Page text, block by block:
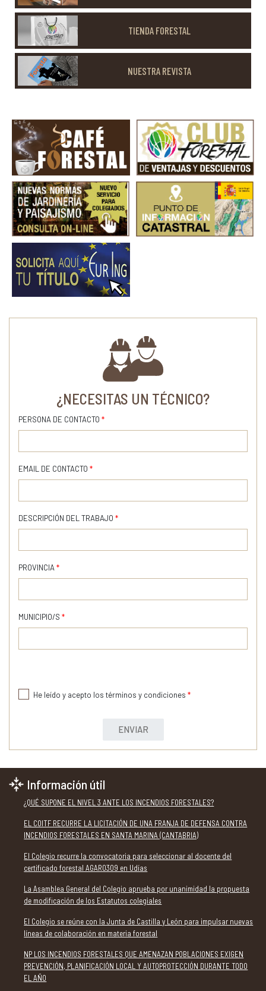
TIENDA FORESTAL
NUESTRA REVISTA
¿NECESITAS UN TÉCNICO?
PERSONA DE CONTACTO *
EMAIL DE CONTACTO *
DESCRIPCIÓN DEL TRABAJO *
PROVINCIA *
MUNICIPIO/S *
He leído y acepto los términos y condiciones *
ENVIAR
Información útil
¿QUÉ SUPONE EL NIVEL 3 ANTE LOS INCENDIOS FORESTALES?
EL COITF RECURRE LA LICITACIÓN DE UNA FRANJA DE DEFENSA CONTRA
INCENDIOS FORESTALES EN SANTA MARINA (CANTABRIA)
El Colegio recurre la convocatoria para seleccionar al docente del
certificado forestal AGAR0309 en Udías
La Asamblea General del Colegio aprueba por unanimidad la propuesta
de modificación de los Estatutos colegiales
El Colegio se reúne con la Junta de Castilla y León para impulsar nuevas
líneas de colaboración en materia forestal
NP LOS INCENDIOS FORESTALES QUE AMENAZAN POBLACIONES EXIGEN
PREVENCIÓN, PLANIFICACIÓN LOCAL Y AUTOPROTECCIÓN DURANTE TODO
EL AÑO